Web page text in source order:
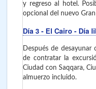
y regreso al hotel.
opcional del nuevo
Día 3 - El Cairo - Día
Después de desayunar
de contratar la
Ciudad con Saqqara,
almuerzo incluido.